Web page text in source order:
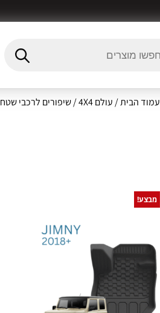
עמוד הבית/ עולם 4X4 / שיפורים לרכבי שטח
מבצע!